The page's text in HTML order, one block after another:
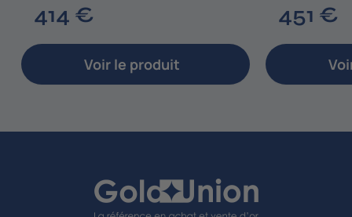
414 €
1
4
,
€
Voir le produit
451 €
5
1
,